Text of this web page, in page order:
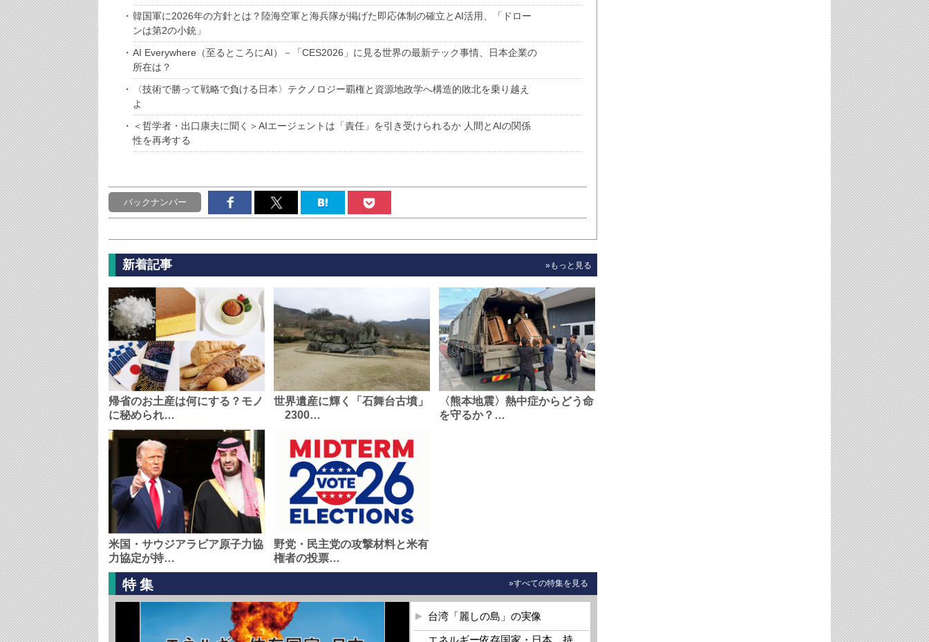
韓国軍に2026年の方針とは？陸海空軍と海兵隊が掲げた即応体制の確立とAI活用、「ドロー
ンは第2の小銃」
AI Everywhere（至るところにAI）－「CES2026」に見る世界の最新テック事情、日本企業の
所在は？
〈技術で勝って戦略で負ける日本〉テクノロジー覇権と資源地政学へ構造的敗北を乗り越え
よ
＜哲学者・出口康夫に聞く＞AIエージェントは「責任」を引き受けられるか 人間とAIの関係
性を再考する
バックナンバー
新着記事 »もっと見る
帰省のお土産は何にする？モノ
に秘められ…
世界遺産に輝く「石舞台古墳」
2300…
〈熊本地震〉熱中症からどう命
を守るか？…
米国・サウジアラビア原子力協
力協定が持…
野党・民主党の攻撃材料と米有
権者の投票…
特集 »すべての特集を見る
台湾「麗しの島」の実像
エネルギー依存国家・日本 持